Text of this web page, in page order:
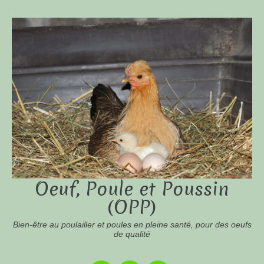
Oeuf, Poule et Poussin
(OPP)
Bien-être au poulailler et poules en pleine santé, pour des oeufs
de qualité